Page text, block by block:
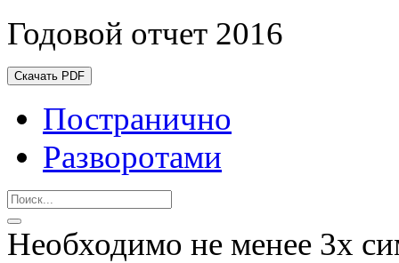
Годовой отчет 2016
Скачать PDF
Постранично
Разворотами
Необходимо не менее 3х